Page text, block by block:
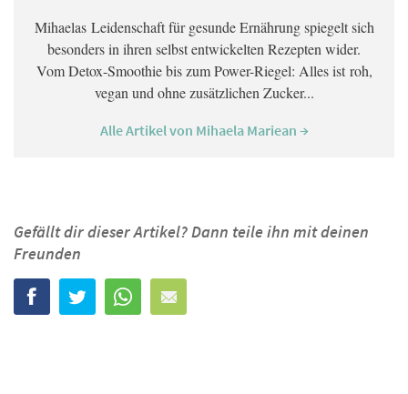
Mihaelas Leidenschaft für gesunde Ernährung spiegelt sich
besonders in ihren selbst entwickelten Rezepten wider.
Vom Detox-Smoothie bis zum Power-Riegel: Alles ist roh,
vegan und ohne zusätzlichen Zucker...
Alle Artikel von Mihaela Mariean →
Gefällt dir dieser Artikel? Dann teile ihn mit deinen
Freunden